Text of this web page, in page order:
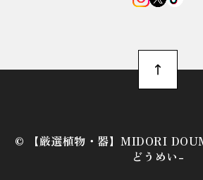
©︎ 【厳選植物・器】MIDORI
どうめい-